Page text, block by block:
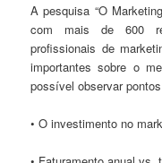
A pesquisa “O
com mais de 600
profissionais de
importantes sobre o
possível observar
• O investimento no